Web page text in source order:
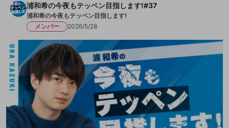
浦和希の今夜もテッペン目指します!#37
浦和希の今夜もテッペン目指します!
メンバー
2026/5/28